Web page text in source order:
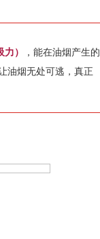
） ，能在油烟产生的
油烟无处可逃，真正